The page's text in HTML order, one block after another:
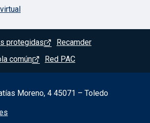
protegidas
Recamder
común
Red PAC
de la institución
Moreno, 4 45071 – Toledo